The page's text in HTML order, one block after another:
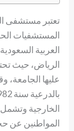
تعتبر مستشفى
المستشفيات
العربية
عليها الجامعة،
الخارجية
المواطنين عن